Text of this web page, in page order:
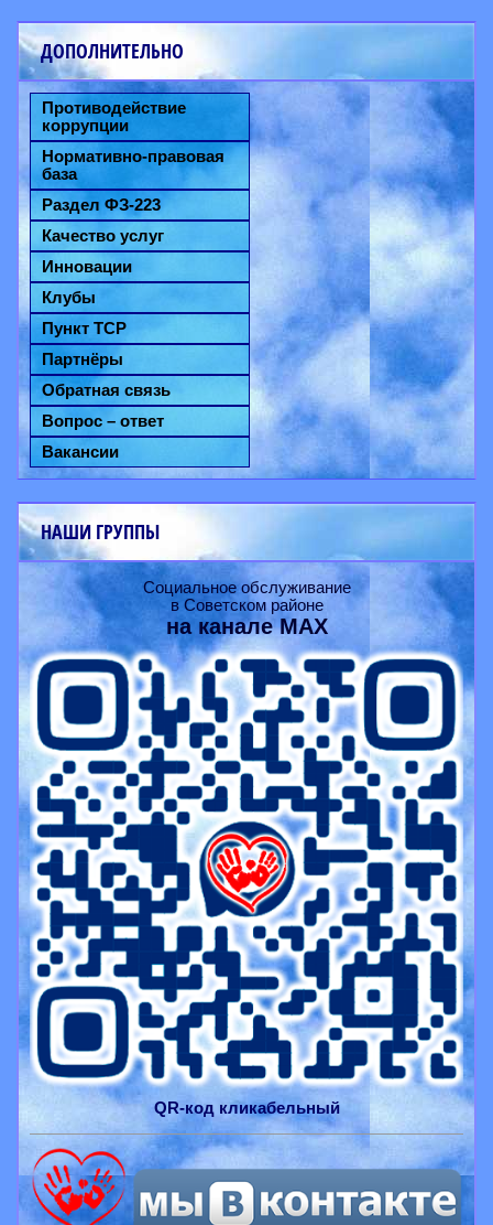
ДОПОЛНИТЕЛЬНО
Противодействие
коррупции
Нормативно-правовая
база
Раздел ФЗ-223
Качество услуг
Инновации
Клубы
Пункт ТСР
Партнёры
Обратная связь
Вопрос – ответ
Вакансии
НАШИ ГРУППЫ
Социальное обслуживание
в Советском районе
на каналеMAX
QR-код кликабельный